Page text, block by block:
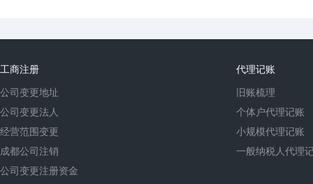
工商注册
公司变更地址
公司变更法人
经营范围变更
成都公司注销
公司变更注册资金
代理记账
旧账梳理
个体户代理记账
小规模代理记账
一般纳税人代理